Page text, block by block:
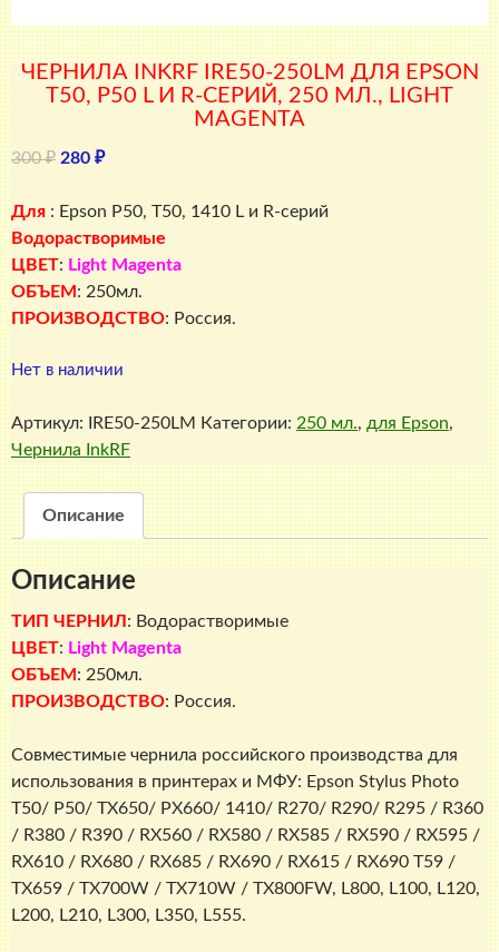
ЧЕРНИЛА INKRF IRE50-250LM ДЛЯ EPSON
T50, P50 L И R-СЕРИЙ, 250 МЛ., LIGHT
MAGENTA
300₽ Первоначальная
составляла
300 ₽.
280 ₽Текущая
280 ₽.
Для : Epson P50, T50, 1410 L и R-серий
Водорастворимые
ЦВЕТ: Light Magenta
ОБЪЕМ : 250мл.
ПРОИЗВОДСТВО: Россия.
Нет в наличии
Артикул: IRE50-250LM Категории: 250 мл., для Epson,
Чернила InkRF
Описание
Описание
ТИП ЧЕРНИЛ : Водорастворимые
ЦВЕТ: Light Magenta
ОБЪЕМ : 250мл.
ПРОИЗВОДСТВО: Россия.
Совместимые чернила российского производства для
использования в принтерах и МФУ: Epson Stylus Photo
T50/ P50/ TX650/ PX660/ 1410/ R270/ R290/ R295 / R360
/ R380 / R390 / RX560 / RX580 / RX585 / RX590 / RX595 /
RX610 / RX680 / RX685 / RX690 / RX615 / RX690 T59 /
TX659 / TX700W / TX710W / TX800FW, L800, L100, L120,
L200, L210, L300, L350, L555.